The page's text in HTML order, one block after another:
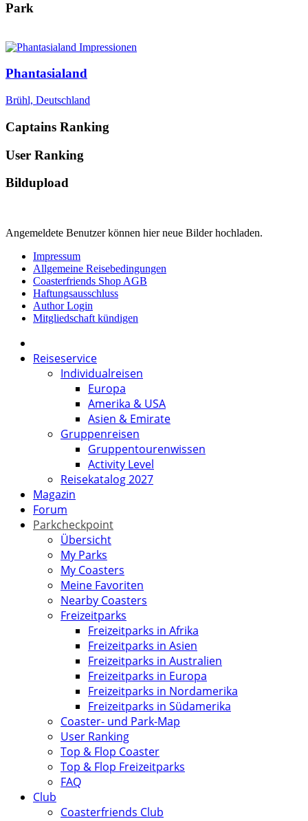
Park
Phantasialand
Brühl, Deutschland
Captains Ranking
User Ranking
Bildupload
Angemeldete Benutzer können hier neue Bilder hochladen.
Impressum
Allgemeine Reisebedingungen
Coasterfriends Shop AGB
Haftungsausschluss
Author Login
Mitgliedschaft kündigen
Reiseservice
Individualreisen
Europa
Amerika & USA
Asien & Emirate
Gruppenreisen
Gruppentourenwissen
Activity Level
Reisekatalog 2027
Magazin
Forum
Parkcheckpoint
Übersicht
My Parks
My Coasters
Meine Favoriten
Nearby Coasters
Freizeitparks
Freizeitparks in Afrika
Freizeitparks in Asien
Freizeitparks in Australien
Freizeitparks in Europa
Freizeitparks in Nordamerika
Freizeitparks in Südamerika
Coaster- und Park-Map
User Ranking
Top & Flop Coaster
Top & Flop Freizeitparks
FAQ
Club
Coasterfriends Club